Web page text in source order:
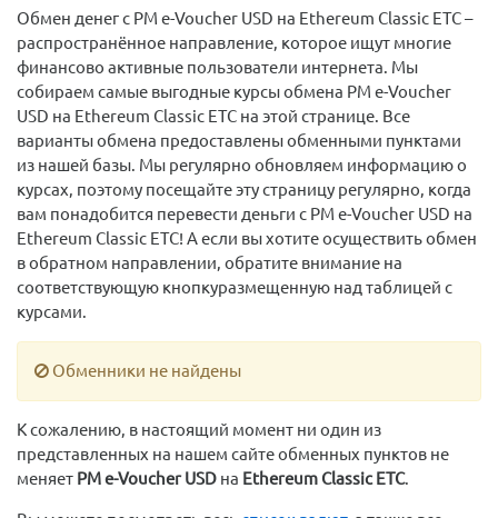
Обмен денег с PM e-Voucher USD на Ethereum Classic ETC –
распространённое направление, которое ищут многие
финансово активные пользователи интернета. Мы
собираем самые выгодные курсы обмена PM e-Voucher
USD на Ethereum Classic ETC на этой странице. Все
варианты обмена предоставлены обменными пунктами
из нашей базы. Мы регулярно обновляем информацию о
курсах, поэтому посещайте эту страницу регулярно, когда
вам понадобится перевести деньги с PM e-Voucher USD на
Ethereum Classic ETC! А если вы хотите осуществить обмен
в обратном направлении, обратите внимание на
соответствующую кнопкуразмещенную над таблицей с
курсами.
Обменники не найдены
К сожалению, в настоящий момент ни один из
представленных на нашем сайте обменных пунктов не
меняет PM e-Voucher USD на Ethereum Classic ETC.